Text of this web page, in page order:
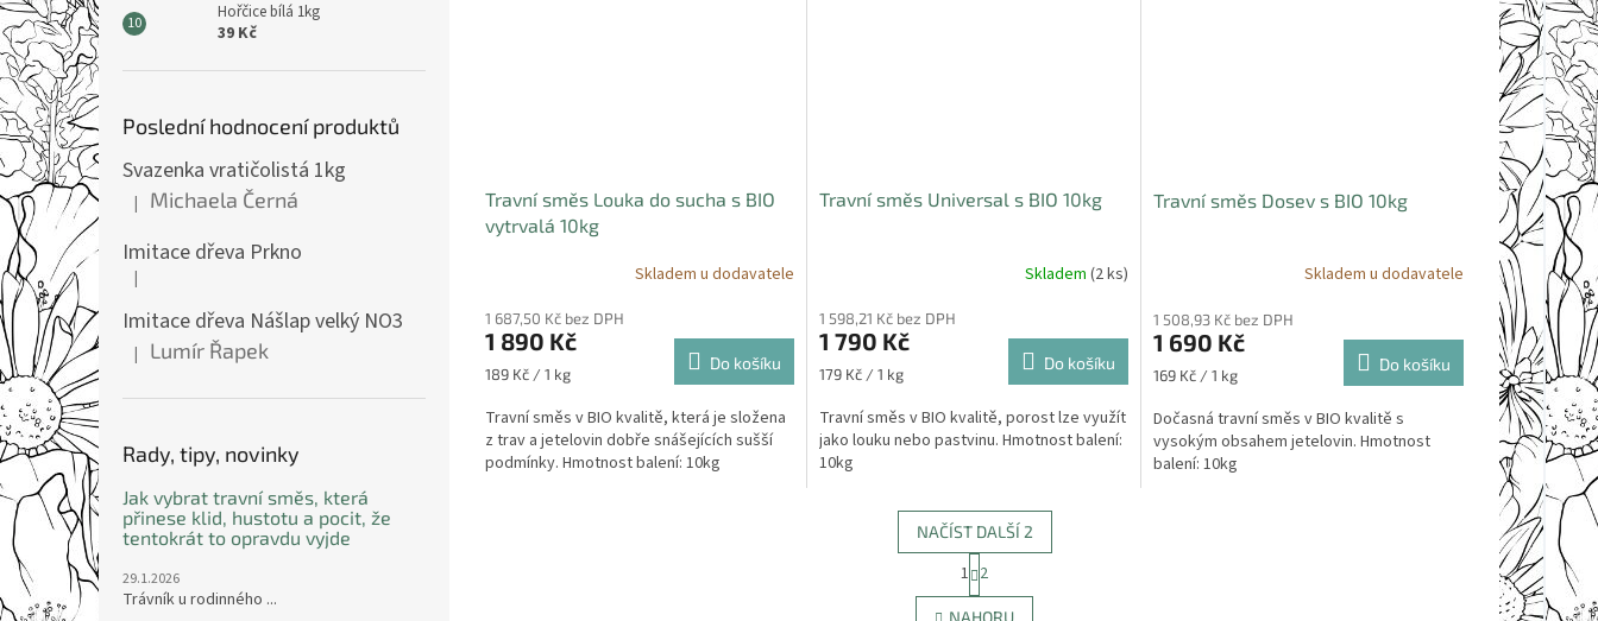
Hořčice bílá 1kg
39 Kč
Poslední hodnocení produktů
Svazenka vratičolistá 1kg
Hodnocení produktu je 5 z 5 hvězdiček.
| Michaela Černá
Imitace dřeva Prkno
Hodnocení produktu je 5 z 5 hvězdiček.
|
Imitace dřeva Nášlap velký NO3
Hodnocení produktu je 5 z 5 hvězdiček.
| Lumír Řapek
Rady, tipy, novinky
Jak vybrat travní směs, která
přinese klid, hustotu a pocit, že
tentokrát to opravdu vyjde
29.1.2026
Trávník u rodinného ...
Travní směs Louka do sucha s BIO
vytrvalá 10kg
Skladem u dodavatele
1 687,50 Kč bez DPH
1 890 Kč
Měrná
189 Kč / 1 kg
Do košíku
Travní směs v BIO kvalitě, která je složena
z trav a jetelovin dobře snášejících sušší
podmínky. Hmotnost balení: 10kg
Travní směs Universal s BIO 10kg
Skladem (2 ks)
1 598,21 Kč bez DPH
1 790 Kč
Měrná
179 Kč / 1 kg
Do košíku
Travní směs v BIO kvalitě, porost lze využít
jako louku nebo pastvinu. Hmotnost balení:
10kg
Travní směs Dosev s BIO 10kg
Skladem u dodavatele
1 508,93 Kč bez DPH
1 690 Kč
Měrná
169 Kč / 1 kg
Do košíku
Dočasná travní směs v BIO kvalitě s
vysokým obsahem jetelovin. Hmotnost
balení: 10kg
O
v
NAČÍST DALŠÍ 2
S
t
r
1 2
NAHORU